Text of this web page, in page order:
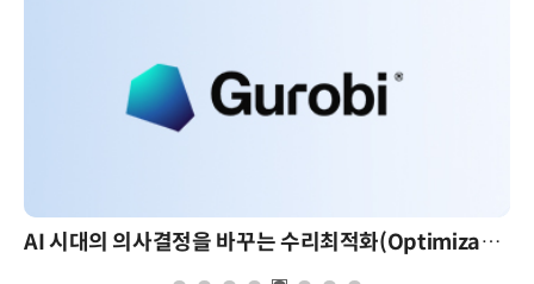
AI 시대의 의사결정을 바꾸는 수리최적화(Optimization): 실제 산업 적용 사례와 활용 전략